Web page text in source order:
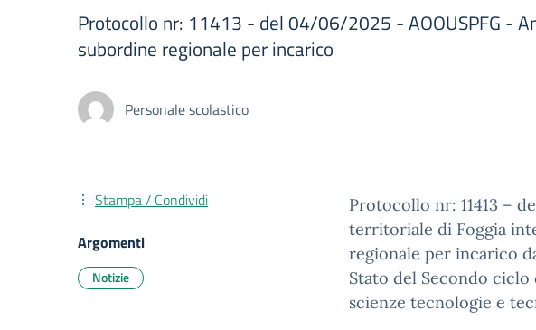
Protocollo nr: 11413 - del 04/06/2025 - AOOUSPFG -
subordine regionale per incarico
Personale scolastico
Protocollo nr: 11413 –
territoriale di Foggia
regionale per incarico
Stato del Secondo ciclo
scienze tecnologie e
Stampa / Condividi
Argomenti
Notizie